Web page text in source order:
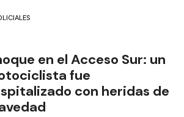
en el Acceso Sur: un
fue
con heridas de